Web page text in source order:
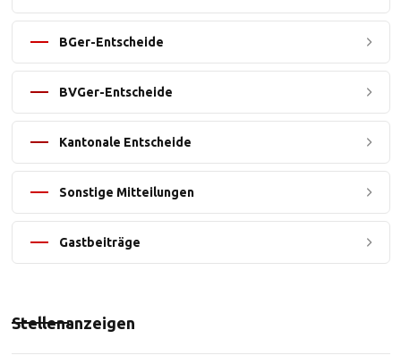
BGer-Entscheide
BVGer-Entscheide
Kantonale Entscheide
Sonstige Mitteilungen
Gastbeiträge
Stellenanzeigen